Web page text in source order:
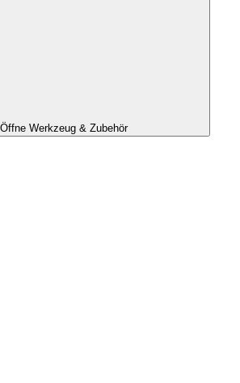
Öffne Werkzeug & Zubehör